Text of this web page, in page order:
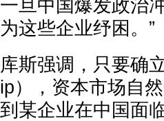
一旦中国爆发政治
为这些企业纾困。”
库斯强调，只要确
ip），资本市场自
到某企业在中国面